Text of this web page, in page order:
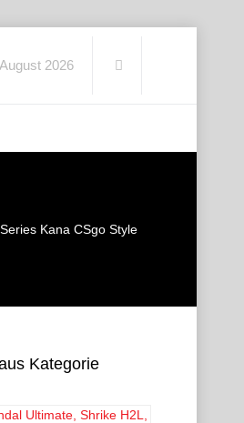
2026
Kana CSgo Style
Kategorie